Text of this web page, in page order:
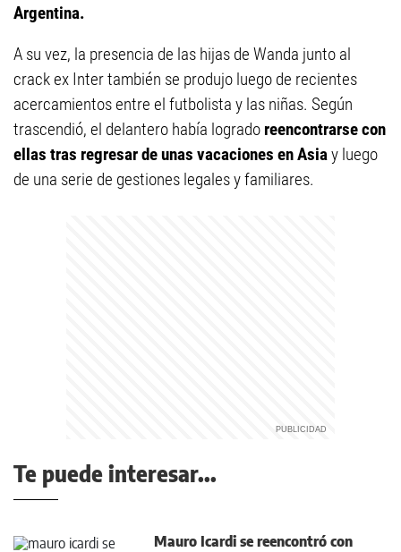
Argentina.
A su vez, la presencia de las hijas de Wanda junto al
crack ex Inter también se produjo luego de recientes
acercamientos entre el futbolista y las niñas. Según
trascendió, el delantero había logrado reencontrarse con
ellas tras regresar de unas vacaciones en Asiay luego
de una serie de gestiones legales y familiares.
Te puede interesar...
Mauro Icardi se reencontró con